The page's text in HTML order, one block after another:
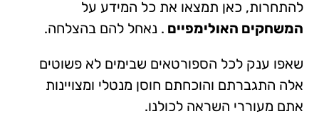
להתחרות, כאן תמצאו את כל המידע על
המשחקים האולימפיים . נאחל להם בהצלחה.
שאפו ענק לכל הספורטאים שבימים לא פשוטים
אלה התגברתם והוכחתם חוסן מנטלי ומצויינות
אתם מעוררי השראה לכולנו.